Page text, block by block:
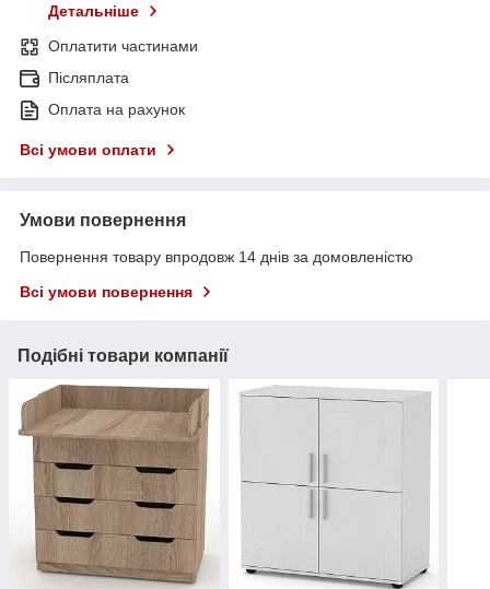
Детальніше
Оплатити частинами
Післяплата
Оплата на рахунок
Всі умови оплати
Умови повернення
Повернення товару впродовж 14 днів за домовленістю
Всі умови повернення
Подібні товари компанії